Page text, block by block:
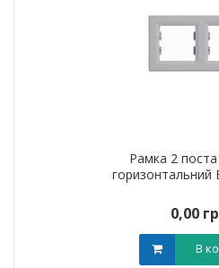
Рамка 2 поста
горизонтальний
0,00
В